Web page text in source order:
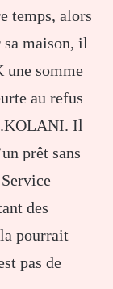
temps, alors
maison, il
une somme
au refus
Il
prêt sans
des
pourrait
pas de